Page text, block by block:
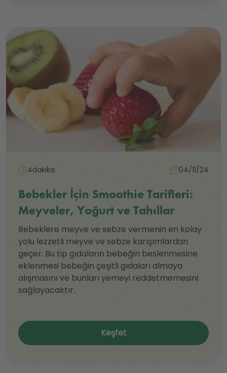
4dakika 04/11/24
Bebekler İçin Smoothie Tarifleri:
Meyveler, Yoğurt ve Tahıllar
Bebeklere meyve ve sebze vermenin en kolay
yolu lezzetli meyve ve sebze karışımlardan
geçer. Bu tip gıdaların bebeğin beslenmesine
eklenmesi bebeğin çeşitli gıdaları almaya
alışmasını ve bunları yemeyi reddetmemesini
sağlayacaktır.
Keşfet